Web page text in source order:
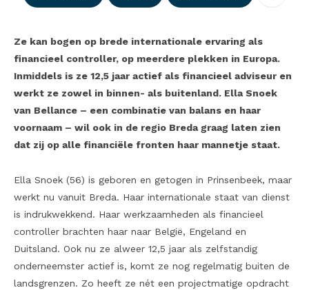
Ze kan bogen op brede internationale ervaring als
financieel controller, op meerdere plekken in Europa.
Inmiddels is ze 12,5 jaar actief als financieel adviseur en
werkt ze zowel in binnen- als buitenland. Ella Snoek
van Bellance – een combinatie van balans en haar
voornaam – wil ook in de regio Breda graag laten zien
dat zij op alle financiële fronten haar mannetje staat.
Ella Snoek (56) is geboren en getogen in Prinsenbeek, maar
werkt nu vanuit Breda. Haar internationale staat van dienst
is indrukwekkend. Haar werkzaamheden als financieel
controller brachten haar naar België, Engeland en
Duitsland. Ook nu ze alweer 12,5 jaar als zelfstandig
onderneemster actief is, komt ze nog regelmatig buiten de
landsgrenzen. Zo heeft ze nét een projectmatige opdracht